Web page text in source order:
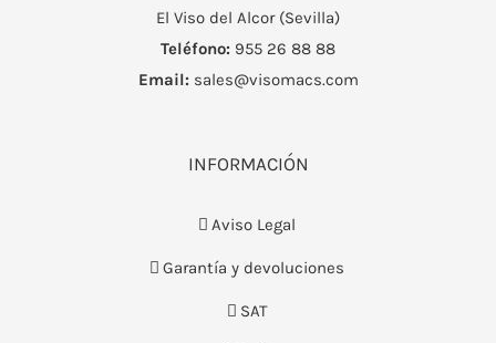
El Viso del Alcor (Sevilla)
Teléfono: 955 26 88 88
Email:sales@visomacs.com
INFORMACIÓN
Aviso Legal
Garantía y devoluciones
SAT